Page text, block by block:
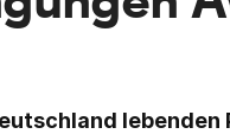
lebenden